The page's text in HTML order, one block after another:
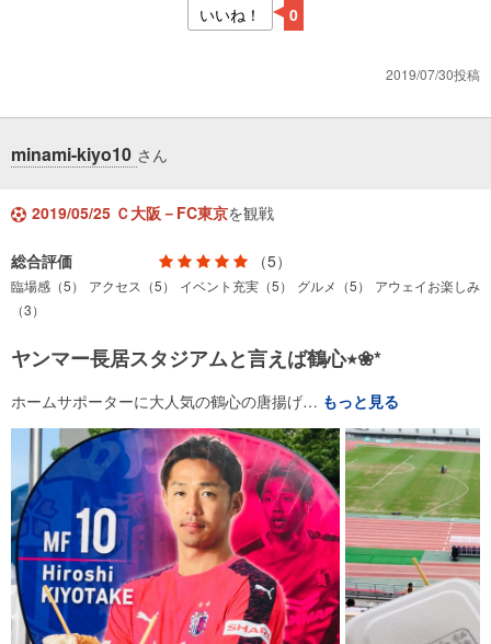
いいね！ 0
2019/07/30投稿
minami-kiyo10 さん
2019/05/25 Ｃ大阪－FC東京を観戦
総合評価 （5）
臨場感（5） アクセス（5） イベント充実（5） グルメ（5）
アウェイお楽しみ
（3）
ヤンマー長居スタジアムと言えば鶴心٭❀*
ホームサポーターに大人気の鶴心の唐揚げ… もっと見る